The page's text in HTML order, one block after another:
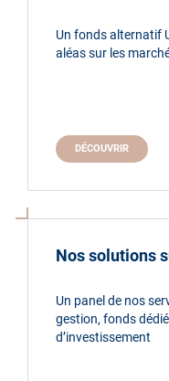
Un fonds alternatif
aléas sur les
DÉCOUVRIR
Nos solutions
Un panel de nos
gestion, fonds
d’investissement